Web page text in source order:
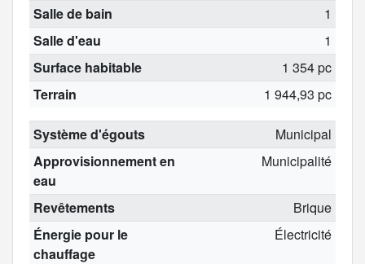
Salle de bain
1
Salle d'eau
1
Surface habitable
1 354 pc
Terrain
1 944,93 pc
Système d'égouts
Municipal
Approvisionnement en
eau
Municipalité
Revêtements
Brique
Énergie pour le
chauffage
Électricité